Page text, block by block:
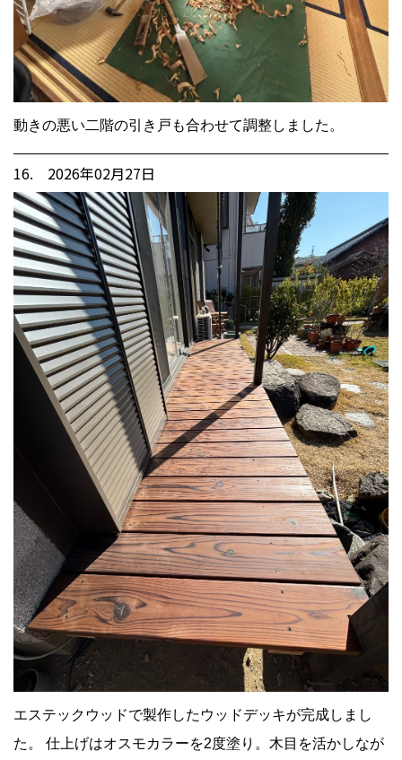
動きの悪い二階の引き戸も合わせて調整しました。
16. 2026年02月27日
エステックウッドで製作したウッドデッキが完成しまし
た。 仕上げはオスモカラーを2度塗り。木目を活かしなが